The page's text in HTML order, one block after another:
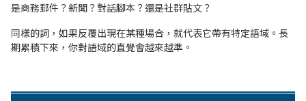
是商務郵件？新聞？對話腳本？還是社群貼文？
同樣的詞，如果反覆出現在某種場合，就代表它帶有特定語域。長
期累積下來，你對語域的直覺會越來越準。